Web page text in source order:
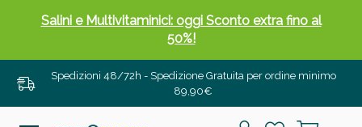
Spedizioni 48/72h - Spedizione Gratuita per ordine minimo
89,90€
Salini e Multivitaminici: oggi Sconto extra fino al
50%!